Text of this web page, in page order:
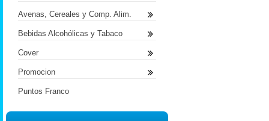
Avenas, Cereales y Comp. Alim.
Bebidas Alcohólicas y Tabaco
Cover
Promocion
Puntos Franco